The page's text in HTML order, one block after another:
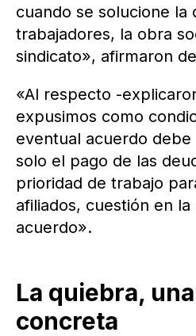
cuando se solucione la
trabajadores, la obra
sindicato», afirmaron
«Al respecto -
expusimos como
eventual acuerdo
solo el pago de las
prioridad de trabajo
afiliados, cuestión en
acuerdo».
La quiebra,
concreta